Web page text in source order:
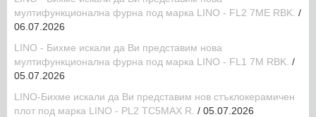
мултифункционална фурна под марка LINO - FL2 7ME RBK. /
06.07.2026
LINO - Бихме искали да Ви представим новa
мултифункционална фурна под марка LINO - FL1 7M RBK. /
05.07.2026
LINO-Бихме искали да Ви представим нов стъклокерамичен
плот под марка LINO - PL2 TC5MAX R. / 05.07.2026